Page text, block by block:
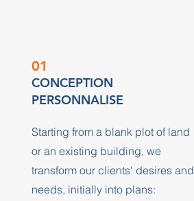
01
CONCEPTION
PERSONNALISE
Starting from a blank plot of land
or an existing building, we
transform our clients' desires and
needs, initially into plans: